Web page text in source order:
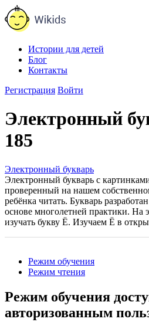
Истории для детей
Блог
Контакты
Регистрация Войти
Электронный
185
Электронный букварь
Электронный букварь с
проверенный на нашем
ребёнка читать. Букварь
основе многолетней практики. На
изучать букву Ё. Изучаем Ё в
Режим обучения
Режим чтения
Режим обучения
авторизованным